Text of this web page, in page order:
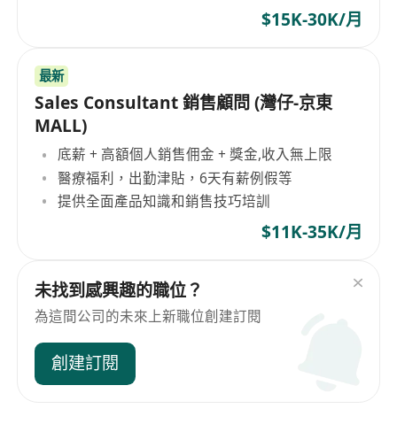
$15K-30K/月
最新
Sales Consultant 銷售顧問 (灣仔-京東
MALL)
底薪 + 高額個人銷售佣金 + 獎金,收入無上限
醫療福利，出勤津貼，6天有薪例假等
提供全面產品知識和銷售技巧培訓
$11K-35K/月
未找到感興趣的職位？
為這間公司的未來上新職位創建訂閱
創建訂閱